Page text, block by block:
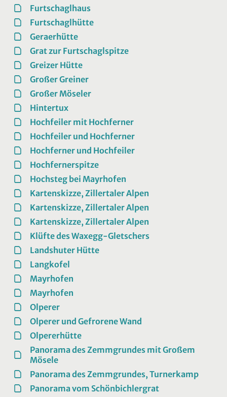
Furtschaglhaus
Furtschaglhütte
Geraerhütte
Grat zur Furtschaglspitze
Greizer Hütte
Großer Greiner
Großer Möseler
Hintertux
Hochfeiler mit Hochferner
Hochfeiler und Hochferner
Hochferner und Hochfeiler
Hochfernerspitze
Hochsteg bei Mayrhofen
Kartenskizze, Zillertaler Alpen
Kartenskizze, Zillertaler Alpen
Kartenskizze, Zillertaler Alpen
Klüfte des Waxegg-Gletschers
Landshuter Hütte
Langkofel
Mayrhofen
Mayrhofen
Olperer
Olperer und Gefrorene Wand
Olpererhütte
Panorama des Zemmgrundes mit Großem
Mösele
Panorama des Zemmgrundes, Turnerkamp
Panorama vom Schönbichlergrat